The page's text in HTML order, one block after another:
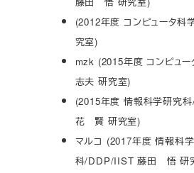
(2012年度 コンピュータ
究室)
mzk (2015年度 コンピュ
志夫 研究室)
(2015年度 情報科学研究
花 賢 研究室)
マルコ (2017年度 情報科
科/DDP/IIST 藤田 悟 研